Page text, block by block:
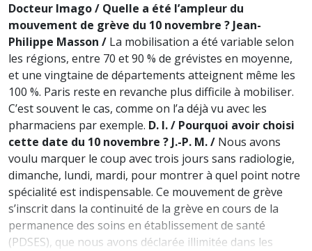
Docteur Imago / Quelle a été l’ampleur du
mouvement de grève du 10 novembre ?Jean-
Philippe Masson / La mobilisation a été variable selon
les régions, entre 70 et 90 % de grévistes en moyenne,
et une vingtaine de départements atteignent même les
100 %. Paris reste en revanche plus difficile à mobiliser.
C’est souvent le cas, comme on l’a déjà vu avec les
pharmaciens par exemple. D. I. / Pourquoi avoir choisi
cette date du 10 novembre ?J.-P. M. / Nous avons
voulu marquer le coup avec trois jours sans radiologie,
dimanche, lundi, mardi, pour montrer à quel point notre
spécialité est indispensable. Ce mouvement de grève
s’inscrit dans la continuité de la grève en cours de la
permanence des soins en établissement de santé
(PDSES), que nous avons déclarée illimitée dans les